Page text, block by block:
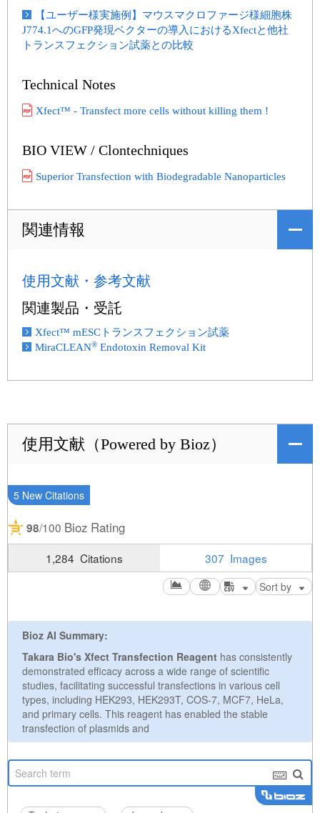
【ユーザー様実施例】マウスマクロファージ様細胞株
J774.1へのGFP発現ベクターの導入におけるXfectと他社
トランスフェクション試薬との比較
Technical Notes
Xfect™ - Transfect more cells without killing them !
BIO VIEW / Clontechniques
Superior Transfection with Biodegradable Nanoparticles
関連情報
使用文献・参考文献
関連製品・受託
Xfect™ mESCトランスフェクション試薬
MiraCLEAN® Endotoxin Removal Kit
使用文献（Powered by Bioz）